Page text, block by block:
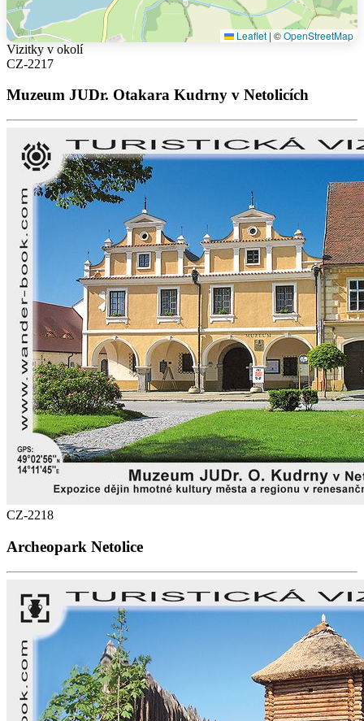
Leaflet |©OpenStreetMap
Vizitky v okolí
CZ-2217
Muzeum JUDr. Otakara Kudrny v Netolicích
CZ-2218
Archeopark Netolice